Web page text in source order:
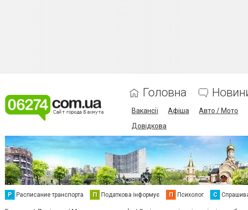
Головна
Вакансії Афіша Авто / Мото
Довідкова
Р Расписание транспорта П Податкова інформує П Психолог С